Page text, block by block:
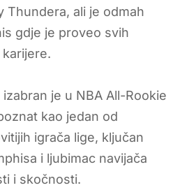
Thundera, ali je odmah
gdje je proveo svih
je u NBA All-Rookie
kao jedan od
igrača lige, ključan
i ljubimac navijača
i skočnosti.